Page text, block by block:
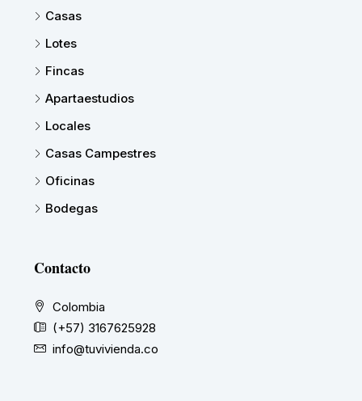
Casas
Lotes
Fincas
Apartaestudios
Locales
Casas Campestres
Oficinas
Bodegas
Contacto
Colombia
(+57) 3167625928
info@tuvivienda.co